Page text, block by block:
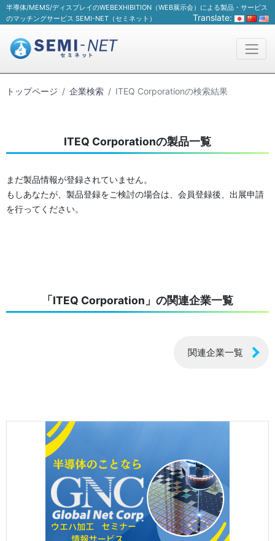
半導体/MEMS/ディスプレイのWEBEXHIBITION（WEB展示会）による製品・サービス
のマッチングサービス SEMI-NET（セミネット）
Translate:
トップページ 企業検索 ITEQ Corporationの検索結果
ITEQ Corporationの製品一覧
まだ製品情報が登録されていません。
もしあなたが、製品登録をご検討の場合は、会員登録後、出展申請
を行ってください。
「ITEQ Corporation」の関連企業一覧
関連企業一覧